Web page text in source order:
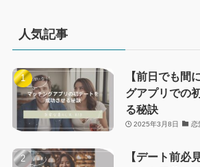
人気記事
【前日でも間
グアプリでの
る秘訣
2025年3月8日 恋
【デート前必